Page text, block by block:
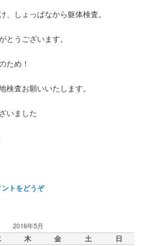
、しょっぱなから躯体検査。
とうございます。
ため！
検査お願いいたします。
いました
ントをどうぞ
2016年5月
木 金 土 日